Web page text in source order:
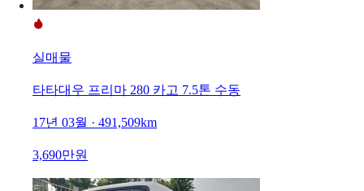
실매물
타타대우 프리마 280 카고 7.5톤 수동
17년 03월 · 491,509km
3,690만원